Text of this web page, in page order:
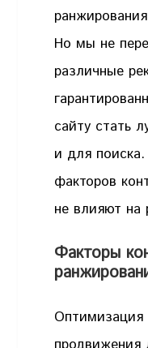
Но мы не
различные
сайту стать
и для
факторов
не влияют на
Факторы
Оптимизация